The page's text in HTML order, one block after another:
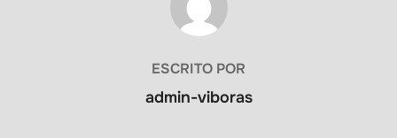
ESCRITO POR
admin-viboras